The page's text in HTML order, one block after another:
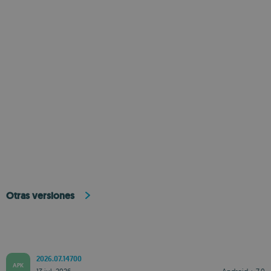
Otras versiones
APK
2026.07.14700